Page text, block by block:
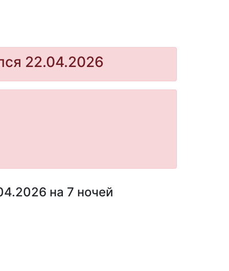
22.04.2026
на 7 ночей